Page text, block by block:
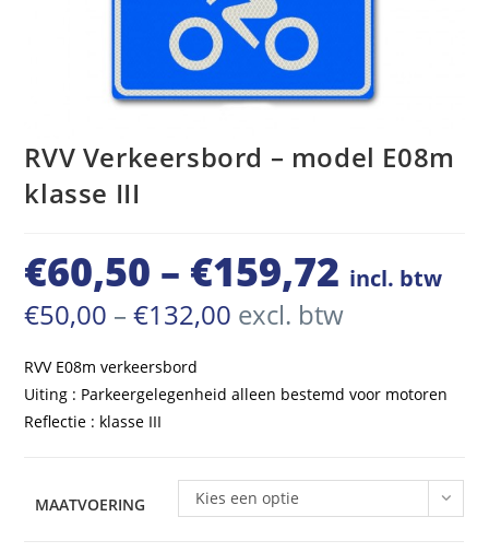
RVV Verkeersbord – model E08m
klasse III
€60,50 – €159,72 Prijsklasse:
incl. btw
€50,00 – €132,00 Prijsklasse:
€50,00
excl. btw
RVV E08m verkeersbord
Uiting : Parkeergelegenheid alleen bestemd voor motoren
Reflectie : klasse III
MAATVOERING Kies een optie